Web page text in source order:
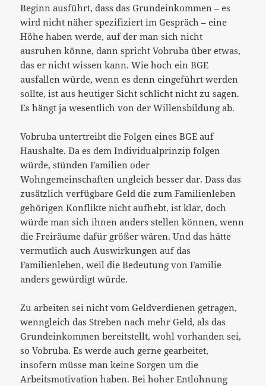
Beginn ausführt, dass das Grundeinkommen – es
wird nicht näher spezifiziert im Gespräch – eine
Höhe haben werde, auf der man sich nicht
ausruhen könne, dann spricht Vobruba über etwas,
das er nicht wissen kann. Wie hoch ein BGE
ausfallen würde, wenn es denn eingeführt werden
sollte, ist aus heutiger Sicht schlicht nicht zu sagen.
Es hängt ja wesentlich von der Willensbildung ab.
Vobruba untertreibt die Folgen eines BGE auf
Haushalte. Da es dem Individualprinzip folgen
würde, stünden Familien oder
Wohngemeinschaften ungleich besser dar. Dass das
zusätzlich verfügbare Geld die zum Familienleben
gehörigen Konflikte nicht aufhebt, ist klar, doch
würde man sich ihnen anders stellen können, wenn
die Freiräume dafür größer wären. Und das hätte
vermutlich auch Auswirkungen auf das
Familienleben, weil die Bedeutung von Familie
anders gewürdigt würde.
Zu arbeiten sei nicht vom Geldverdienen getragen,
wenngleich das Streben nach mehr Geld, als das
Grundeinkommen bereitstellt, wohl vorhanden sei,
so Vobruba. Es werde auch gerne gearbeitet,
insofern müsse man keine Sorgen um die
Arbeitsmotivation haben. Bei hoher Entlohnung